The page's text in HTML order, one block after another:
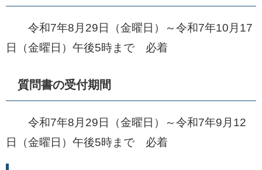
令和7年8月29日（金曜日）～令和7年10月17
日（金曜日）午後5時まで 必着
質問書の受付期間
令和7年8月29日（金曜日）～令和7年9月12
日（金曜日）午後5時まで 必着